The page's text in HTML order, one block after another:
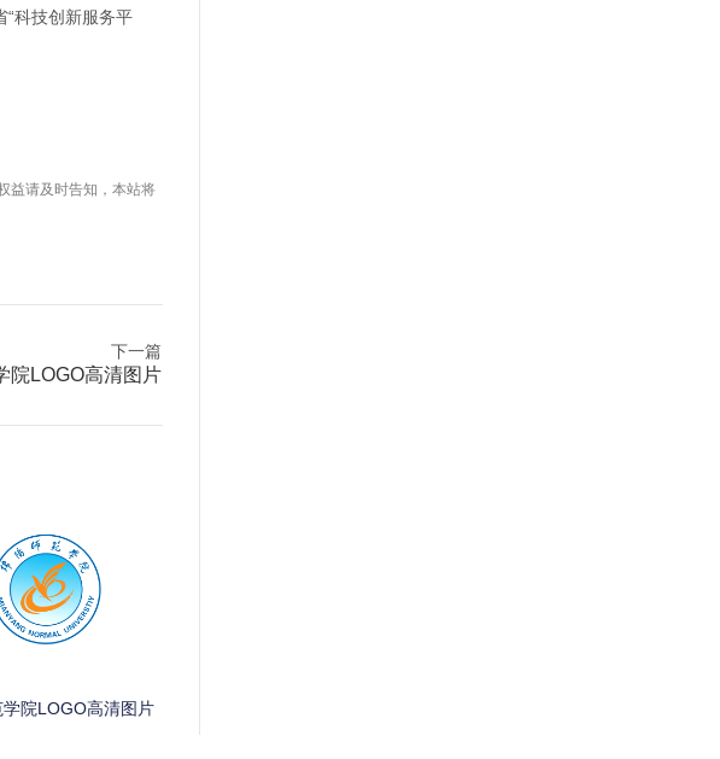
“科技创新服务平
益请及时告知，本站将
下一篇
院LOGO高清图片
院LOGO高清图片